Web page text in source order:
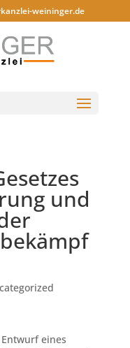
weininger.de
und
eines